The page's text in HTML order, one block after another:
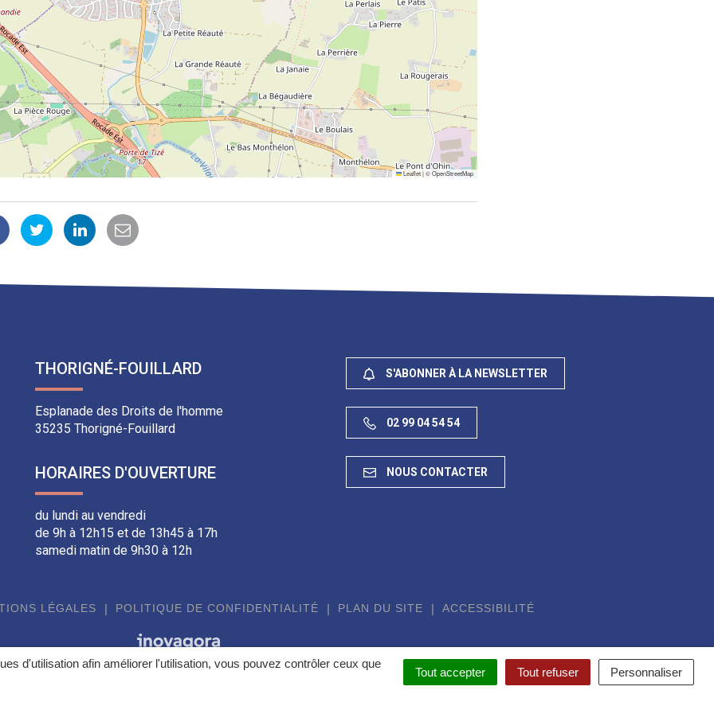
d'utilisation afin améliorer l'utilisation, vous pouvez contrôler ceux que
Tout accepter Tout refuser Personnaliser
Leaflet|©OpenStreetMap
Partager
Twitter
Partager
LinkedIn
Partager
email
THORIGNÉ-FOUILLARD
Esplanade des Droits de l'homme
35235 Thorigné-Fouillard
HORAIRES D'OUVERTURE
du lundi au vendredi
de 9h à 12h15 et de 13h45 à 17h
samedi matin de 9h30 à 12h
S'ABONNER À LA NEWSLETTER
02 99 04 54 54
NOUS CONTACTER
LÉGALES POLITIQUE DE CONFIDENTIALITÉ PLAN DU SITE ACCESSIBILITÉ